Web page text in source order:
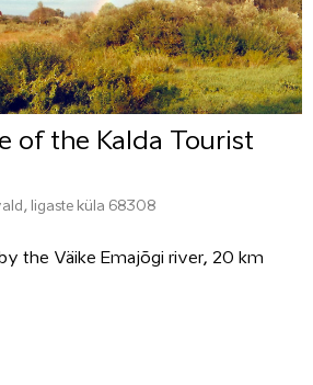
of the Kalda Tourist
Iigaste küla 68308
the Väike Emajõgi river, 20 km